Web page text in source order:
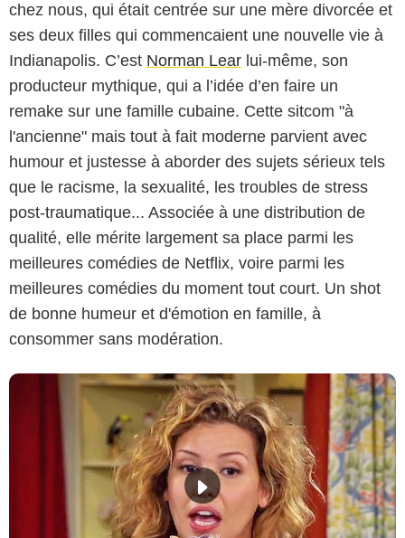
chez nous, qui était centrée sur une mère divorcée et
ses deux filles qui commencaient une nouvelle vie à
Indianapolis. C’est Norman Lear lui-même, son
producteur mythique, qui a l’idée d’en faire un
remake sur une famille cubaine. Cette sitcom "à
l'ancienne" mais tout à fait moderne parvient avec
humour et justesse à aborder des sujets sérieux tels
que le racisme, la sexualité, les troubles de stress
post-traumatique... Associée à une distribution de
qualité, elle mérite largement sa place parmi les
meilleures comédies de Netflix, voire parmi les
meilleures comédies du moment tout court. Un shot
de bonne humeur et d'émotion en famille, à
consommer sans modération.